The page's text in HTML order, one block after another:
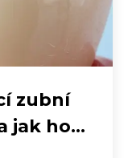
zubní
jak ho